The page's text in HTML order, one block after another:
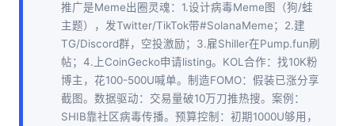
推广是Meme出圈灵魂：1.设计病毒Meme图（狗/蛙
主题），发Twitter/TikTok带#SolanaMeme；2.建
TG/Discord群，空投激励；3.雇Shiller在Pump.fun刷
帖；4.上CoinGecko申请listing。KOL合作：找10K粉
博主，花100-500U喊单。制造FOMO：假装已涨分享
截图。数据驱动：交易量破10万刀推热搜。案例：
SHIB靠社区病毒传播。预算控制：初期1000U够用，